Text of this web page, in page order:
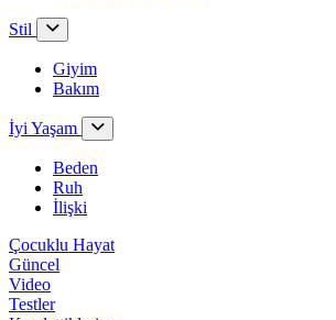
Stil
Giyim
Bakım
İyi Yaşam
Beden
Ruh
İlişki
Çocuklu Hayat
Güncel
Video
Testler